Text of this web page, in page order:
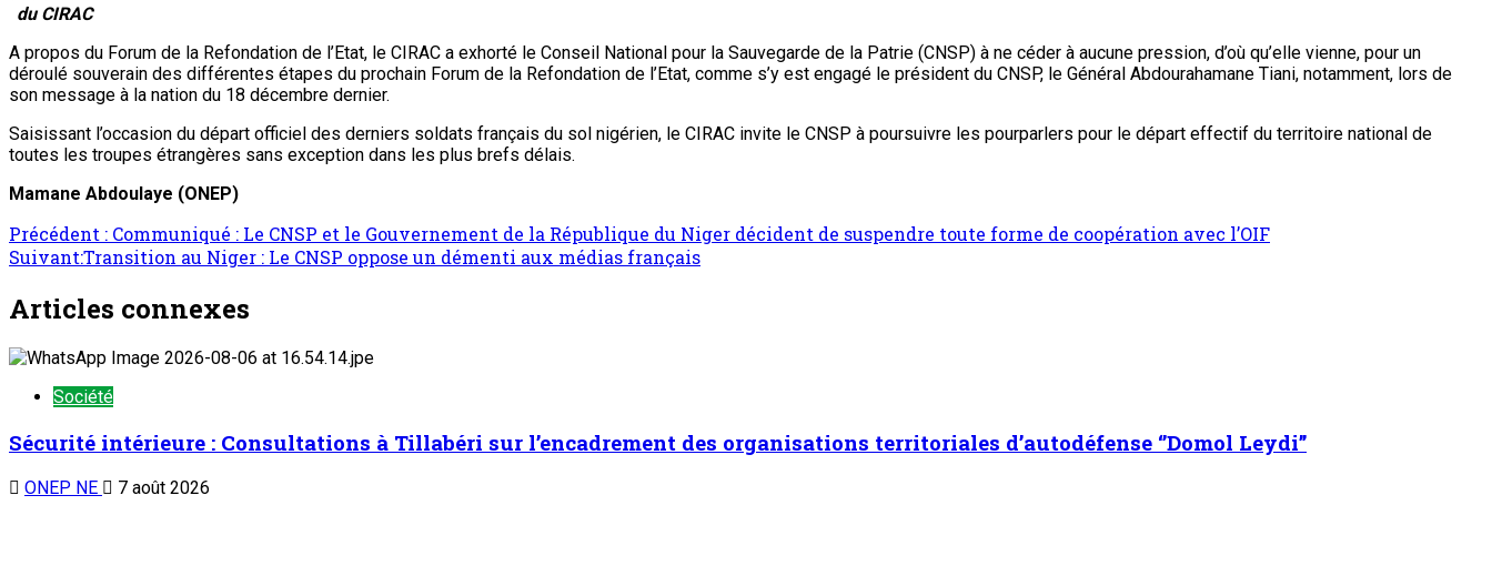
du CIRAC
A propos du Forum de la Refondation de l’Etat, le CIRAC a exhorté le Conseil National pour la Sauvegarde de la Patrie (CNSP) à ne céder à aucune pression, d’où qu’elle vienne, pour un
déroulé souverain des différentes étapes du prochain Forum de la Refondation de l’Etat, comme s’y est engagé le président du CNSP, le Général Abdourahamane Tiani, notamment, lors de
son message à la nation du 18 décembre dernier.
Saisissant l’occasion du départ officiel des derniers soldats français du sol nigérien, le CIRAC invite le CNSP à poursuivre les pourparlers pour le départ effectif du territoire national de
toutes les troupes étrangères sans exception dans les plus brefs délais.
Mamane Abdoulaye (ONEP)
Navigation
d’article
Précédent : Communiqué : Le CNSP et le Gouvernement de la République du Niger décident de suspendre toute forme de coopération avec l’OIF
Suivant:Transition au Niger : Le CNSP oppose un démenti aux médias français
Articles connexes
Société
Sécurité intérieure : Consultations à Tillabéri sur l’encadrement des organisations territoriales d’autodéfense ‘’Domol Leydi’’
ONEP NE 7 août 2026